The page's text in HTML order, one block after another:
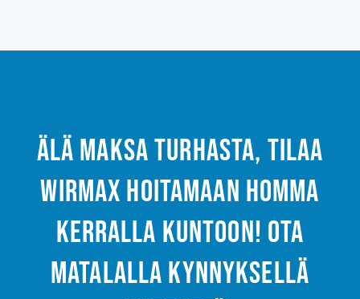
Älä maksa turhasta, tilaa
Wirmax hoitamaan homma
kerralla kuntoon! Ota
matalalla kynnyksellä